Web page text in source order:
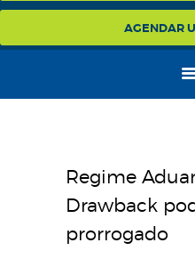
AGENDAR
BLOG
CONTATO
Regime
Drawback
prorrogado